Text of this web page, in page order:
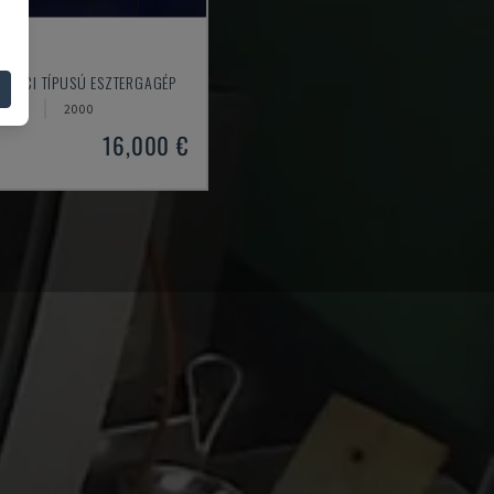
TÍPUSÚ ESZTERGAGÉP
2000
16,000 €